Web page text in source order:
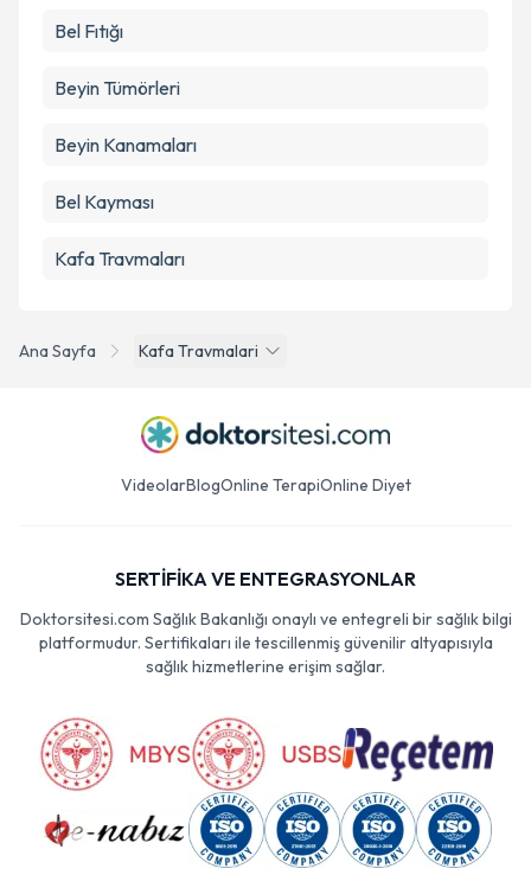
Ana Sayfa Kafa Travmalari
Bel Fıtığı
Beyin Tümörleri
Beyin Kanamaları
Bel Kayması
Kafa Travmaları
VideolarBlogOnline TerapiOnline Diyet
SERTİFİKA VE ENTEGRASYONLAR
Doktorsitesi.com Sağlık Bakanlığı onaylı ve entegreli bir sağlık bilgi
platformudur. Sertifikaları ile tescillenmiş güvenilir altyapısıyla
sağlık hizmetlerine erişim sağlar.